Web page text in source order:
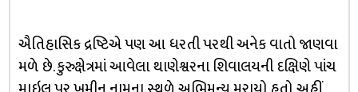
ઐતિહાસિક દ્રષ્ટિએ પણ આ ધરતી પરથી અનેક વાતો જાણવા
મળે છે. કુરુક્ષેત્રમાં આવેલા થાણેશ્વરના શિવાલયની દક્ષિણે પાંચ